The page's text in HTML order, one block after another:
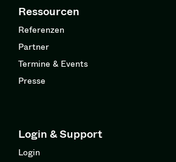
Ressourcen
Referenzen
Partner
Termine & Events
Presse
Login & Support
Login